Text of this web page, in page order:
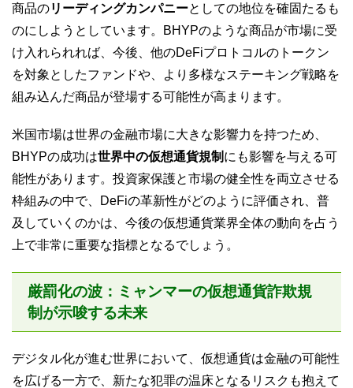
商品のリーディングカンパニーとしての地位を確固たるも
のにしようとしています。BHYPのような商品が市場に受
け入れられれば、今後、他のDeFiプロトコルのトークン
を対象としたファンドや、より多様なステーキング戦略を
組み込んだ商品が登場する可能性が高まります。
米国市場は世界の金融市場に大きな影響力を持つため、
BHYPの成功は世界中の仮想通貨規制 にも影響を与える可
能性があります。投資家保護と市場の健全性を両立させる
枠組みの中で、DeFiの革新性がどのように評価され、普
及していくのかは、今後の仮想通貨業界全体の動向を占う
上で非常に重要な指標となるでしょう。
厳罰化の波：ミャンマーの仮想通貨詐欺規
制が示唆する未来
デジタル化が進む世界において、仮想通貨は金融の可能性
を広げる一方で、新たな犯罪の温床となるリスクも抱えて